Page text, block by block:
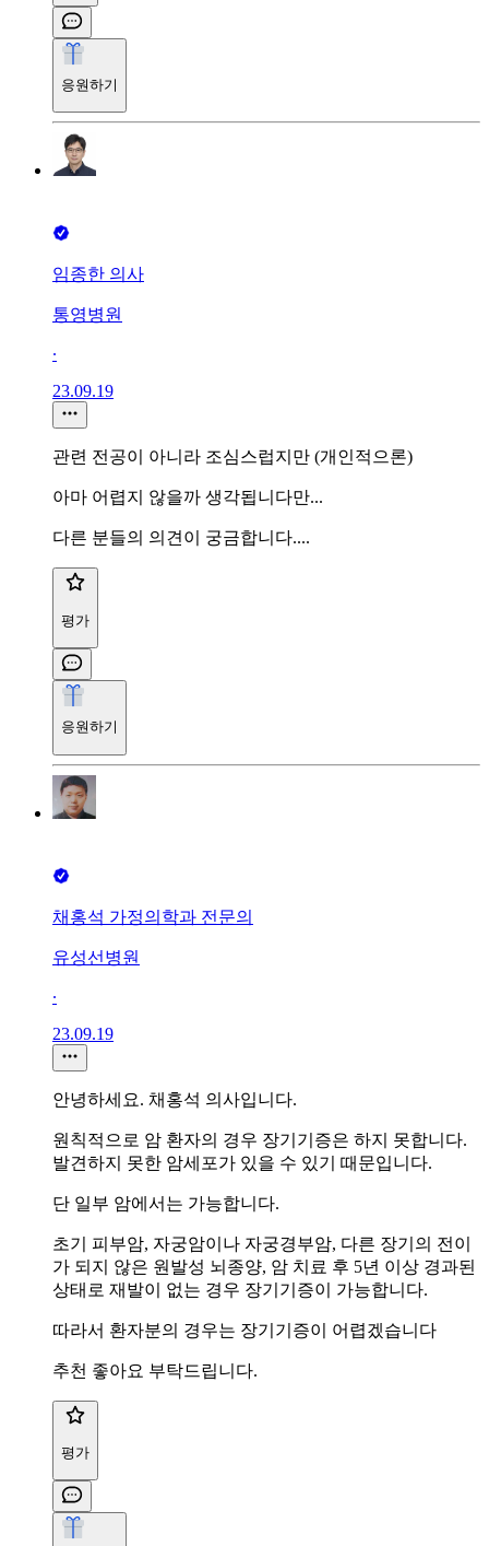
응원하기
임종한 의사
통영병원
∙
23.09.19
관련 전공이 아니라 조심스럽지만 (개인적으론)
아마 어렵지 않을까 생각됩니다만...
다른 분들의 의견이 궁금합니다....
평가
응원하기
채홍석 가정의학과 전문의
유성선병원
∙
23.09.19
안녕하세요. 채홍석 의사입니다.
원칙적으로 암 환자의 경우 장기기증은 하지 못합니다.
발견하지 못한 암세포가 있을 수 있기 때문입니다.
단 일부 암에서는 가능합니다.
초기 피부암, 자궁암이나 자궁경부암, 다른 장기의 전이
가 되지 않은 원발성 뇌종양, 암 치료 후 5년 이상 경과된
상태로 재발이 없는 경우 장기기증이 가능합니다.
따라서 환자분의 경우는 장기기증이 어렵겠습니다
추천 좋아요 부탁드립니다.
평가